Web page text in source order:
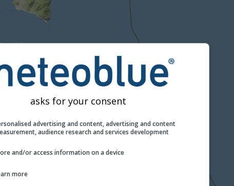
asks for your consent
advertising and content, advertising and content
audience research and services development
and/or access information on a device
more